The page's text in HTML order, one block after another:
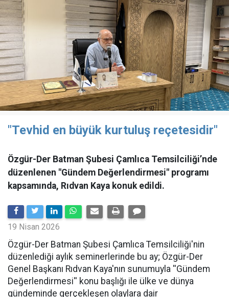
"Tevhid en büyük kurtuluş reçetesidir"
Özgür-Der Batman Şubesi Çamlıca Temsilciliği’nde
düzenlenen "Gündem Değerlendirmesi" programı
kapsamında, Rıdvan Kaya konuk edildi.
19 Nisan 2026
​Özgür-Der Batman Şubesi Çamlıca Temsilciliği'nin
düzenlediği aylık seminerlerinde bu ay; Özgür-Der
Genel Başkanı Rıdvan Kaya'nın sunumuyla ''Gündem
Değerlendirmesi'' konu başlığı ile ülke ve dünya
gündeminde gerçekleşen olaylara dair